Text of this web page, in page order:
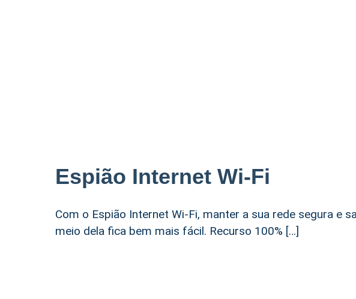
Espião Internet Wi-Fi
Com o Espião Internet Wi-Fi, manter a sua rede segura e
meio dela fica bem mais fácil. Recurso 100% […]